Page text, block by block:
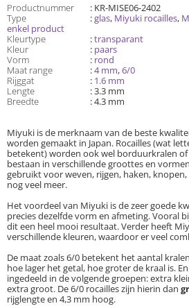
Productnummer
: KR-MISE06-2402
Type
:glas, Miyuki rocailles,
enkel product
Kleurtype
:transparant
Kleur
: paars
Vorm
: rond
Maat range
:4 mm,6/0
Rijggat
: 1.6 mm
Lengte
: 3.3 mm
Breedte
: 4.3 mm
Miyuki is de merknaam van de beste
worden gemaakt in Japan. Rocailles (wat
betekent) worden ook wel borduurkralen of
bestaan in verschillende groottes en
gebruikt voor weven, rijgen, haken,
nog veel meer.
Het voordeel van Miyuki is de zeer goede
precies dezelfde vorm en afmeting. Vooral
dit een heel mooi resultaat. Verder heeft
verschillende kleuren, waardoor er veel
De maat zoals 6/0 betekent het aantal
hoe lager het getal, hoe groter de kraal is.
ingedeeld in de volgende groepen: extra
extra groot. De 6/0 rocailles zijn hierin dan
rijglengte en 4,3 mm hoog.